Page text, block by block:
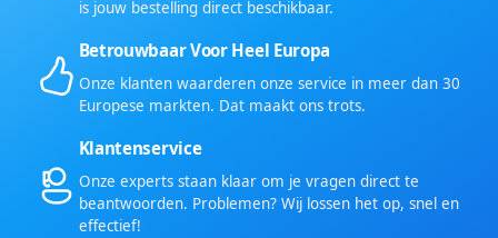
is jouw bestelling direct beschikbaar.
Betrouwbaar Voor Heel Europa
Onze klanten waarderen onze service in meer dan 30
Europese markten. Dat maakt ons trots.
Klantenservice
Onze experts staan klaar om je vragen direct te
beantwoorden. Problemen? Wij lossen het op, snel en
effectief!